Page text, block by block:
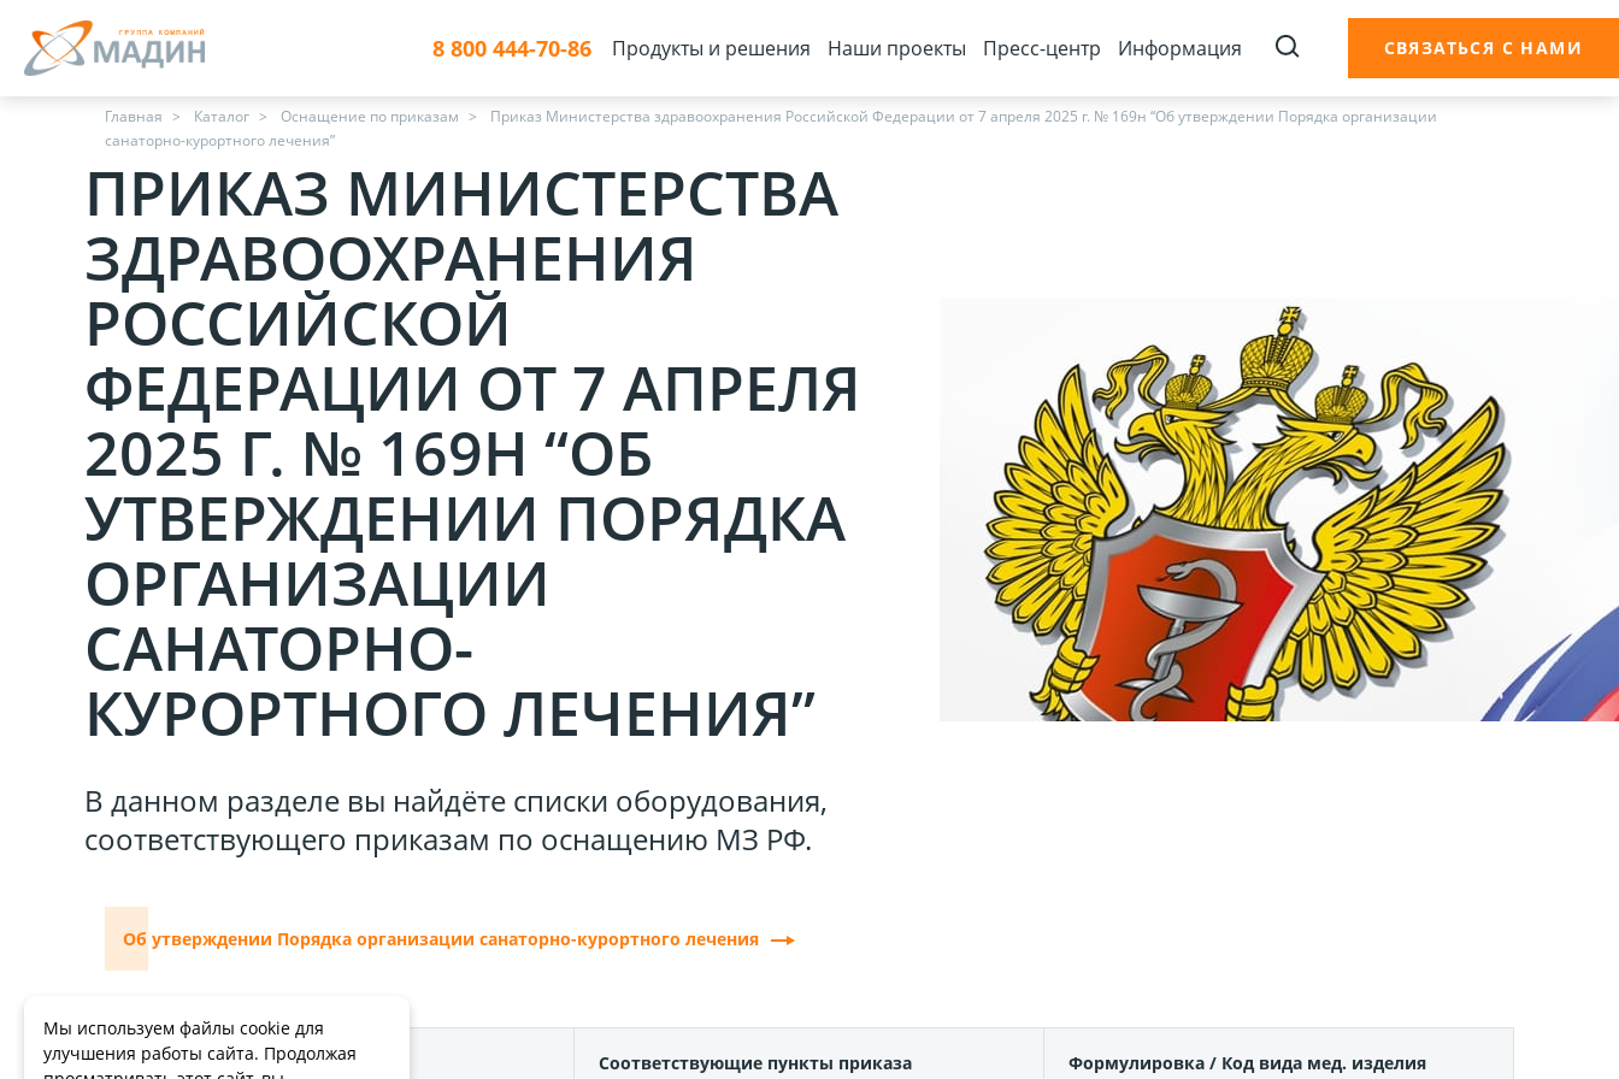
8 800 444-70-86 Продукты и решения Наши проекты Пресс-центр Информация СВЯЗАТЬСЯ С НАМИ
Главная Каталог Оснащение по приказам
Приказ Министерства здравоохранения Российской Федерации от 7 апреля 2025 г. № 169н “Об утверждении Порядка организации
санаторно-курортного лечения”
ПРИКАЗ МИНИСТЕРСТВА
ЗДРАВООХРАНЕНИЯ
РОССИЙСКОЙ
ФЕДЕРАЦИИ ОТ 7 АПРЕЛЯ
2025 Г. № 169Н “ОБ
УТВЕРЖДЕНИИ ПОРЯДКА
ОРГАНИЗАЦИИ
САНАТОРНО-
КУРОРТНОГО ЛЕЧЕНИЯ”
В данном разделе вы найдёте списки оборудования,
соответствующего приказам по оснащению МЗ РФ.
Об утверждении Порядка организации санаторно-курортного лечения
Наименование оборудования Соответствующие пункты приказа Формулировка / Код вида мед. изделия
Мы используем файлы cookie для
улучшения работы сайта. Продолжая